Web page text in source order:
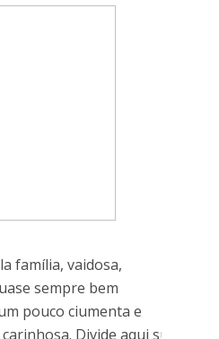
família, vaidosa,
sempre bem
pouco ciumenta e
Divide aqui suas